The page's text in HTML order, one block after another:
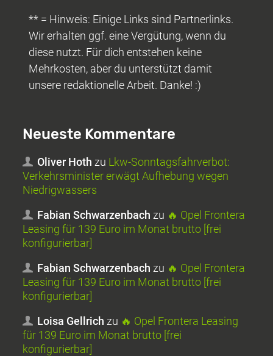
** = Hinweis: Einige Links sind Partnerlinks.
Wir erhalten ggf. eine Vergütung, wenn du
diese nutzt. Für dich entstehen keine
Mehrkosten, aber du unterstützt damit
unsere redaktionelle Arbeit. Danke! :)
Neueste Kommentare
Oliver Hoth zu Lkw-Sonntagsfahrverbot:
Verkehrsminister erwägt Aufhebung wegen
Niedrigwassers
Fabian Schwarzenbach zu 🔥 Opel Frontera
Leasing für 139 Euro im Monat brutto [frei
konfigurierbar]
Fabian Schwarzenbach zu 🔥 Opel Frontera
Leasing für 139 Euro im Monat brutto [frei
konfigurierbar]
Loisa Gellrich zu 🔥 Opel Frontera Leasing
für 139 Euro im Monat brutto [frei
konfigurierbar]